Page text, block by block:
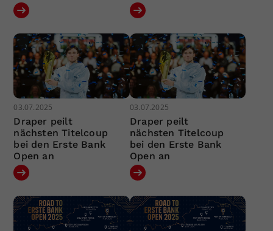
03.07.2025
Draper peilt
nächsten Titelcoup
bei den Erste Bank
Open an
03.07.2025
Draper peilt
nächsten Titelcoup
bei den Erste Bank
Open an